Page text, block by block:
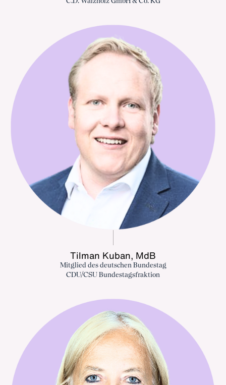
Tilman Kuban, MdB
Mitglied des deutschen Bundestag
CDU/CSU Bundestagsfraktion